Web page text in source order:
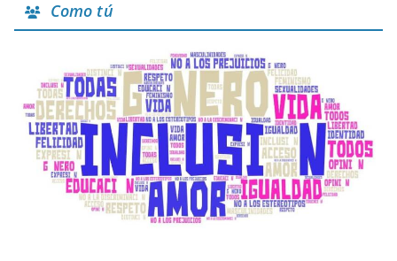
Como tú